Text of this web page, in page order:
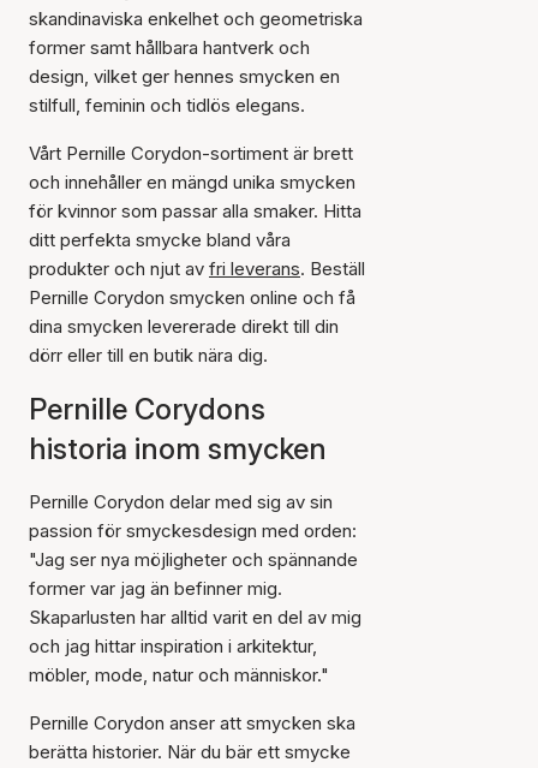
skandinaviska enkelhet och geometriska
former samt hållbara hantverk och
design, vilket ger hennes smycken en
stilfull, feminin och tidlös elegans.
Vårt Pernille Corydon-sortiment är brett
och innehåller en mängd unika smycken
för kvinnor som passar alla smaker. Hitta
ditt perfekta smycke bland våra
produkter och njut av fri leverans. Beställ
Pernille Corydon smycken online och få
dina smycken levererade direkt till din
dörr eller till en butik nära dig.
Pernille Corydons
historia inom smycken
Pernille Corydon delar med sig av sin
passion för smyckesdesign med orden:
"Jag ser nya möjligheter och spännande
former var jag än befinner mig.
Skaparlusten har alltid varit en del av mig
och jag hittar inspiration i arkitektur,
möbler, mode, natur och människor."
Pernille Corydon anser att smycken ska
berätta historier. När du bär ett smycke